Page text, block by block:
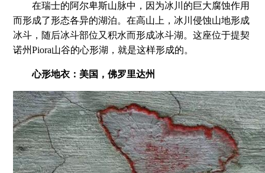
在瑞士的阿尔卑斯山脉中，因为冰川的巨大腐蚀作用
而形成了形态各异的湖泊。在高山上，冰川侵蚀山地形成
冰斗，随后冰斗部位又积水而形成冰斗湖。这座位于提契
诺州Piora山谷的心形湖，就是这样形成的。
心形地衣：美国，佛罗里达州